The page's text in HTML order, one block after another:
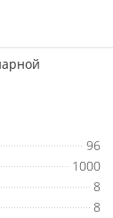
96
1000
8
8